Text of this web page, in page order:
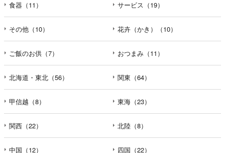
食器（11） サービス（19）
その他（10） 花卉（かき）（10）
ご飯のお供（7） おつまみ（11）
北海道・東北（56） 関東（64）
甲信越（8） 東海（23）
関西（22） 北陸（8）
中国（12） 四国（22）